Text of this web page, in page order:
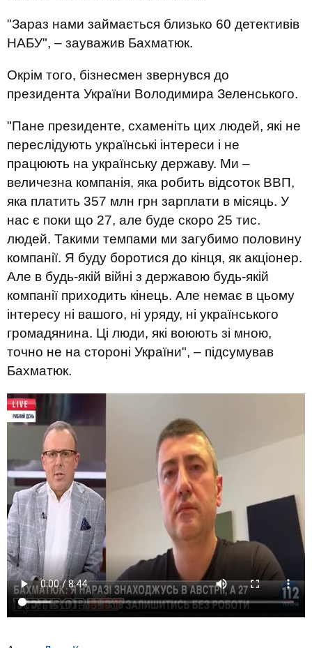
"Зараз нами займається близько 60 детективів
НАБУ", – зауважив Бахматюк.
Окрім того, бізнесмен звернувся до
президента України Володимира Зеленського.
"Пане президенте, схаменіть цих людей, які не
переслідують українські інтереси і не
працюють на українську державу. Ми –
величезна компанія, яка робить відсоток ВВП,
яка платить 357 млн грн зарплати в місяць. У
нас є поки що 27, але буде скоро 25 тис.
людей. Такими темпами ми загубимо половину
компанії. Я буду боротися до кінця, як акціонер.
Але в будь-якій війні з державою будь-якій
компанії приходить кінець. Але немає в цьому
інтересу ні вашого, ні уряду, ні українського
громадянина. Ці люди, які воюють зі мною,
точно не на стороні України", – підсумував
Бахматюк.